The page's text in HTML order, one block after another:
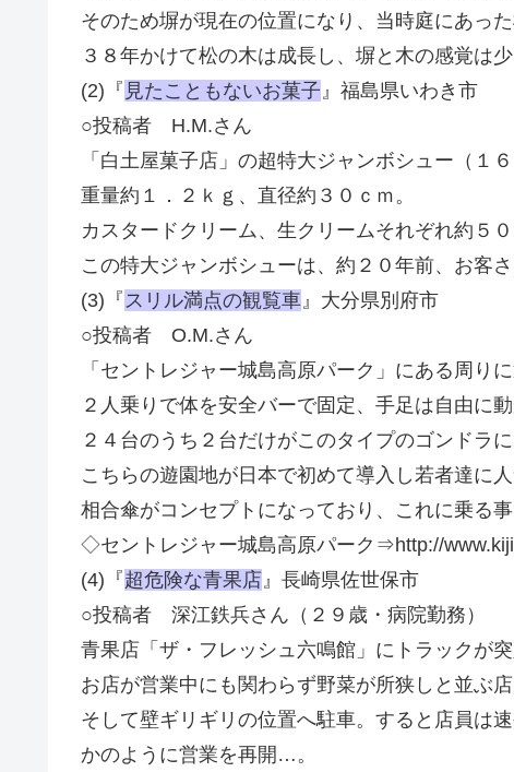
そのため塀が現在の位置になり、当時庭にあっ
３８年かけて松の木は成長し、塀と木の感覚は
(2)『 見たこともないお菓子 』福島県いわき市
○投稿者 H.M.さん
「白土屋菓子店」の超特大ジャンボシュー（１６
重量約１．２ｋｇ、直径約３０ｃｍ。
カスタードクリーム、生クリームそれぞれ約５
この特大ジャンボシューは、約２０年前、お客
(3)『 スリル満点の観覧車 』大分県別府市
○投稿者 O.M.さん
「セントレジャー城島高原パーク」にある周り
２人乗りで体を安全バーで固定、手足は自由に動
２４台のうち２台だけがこのタイプのゴンドラに
こちらの遊園地が日本で初めて導入し若者達に人
相合傘がコンセプトになっており、これに乗る
◇セントレジャー城島高原パーク⇒http://
(4)『超危険な青果店 』長崎県佐世保市
○投稿者 深江鉄兵さん（２９歳・病院勤務）
青果店「ザ・フレッシュ六鳴館」にトラックが突
お店が営業中にも関わらず野菜が所狭しと並ぶ店
そして壁ギリギリの位置へ駐車。すると店員は
かのように営業を再開…。